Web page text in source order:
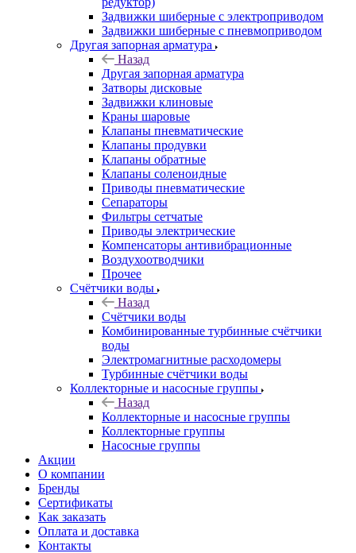
Задвижки шиберные с электроприводом
Задвижки шиберные с пневмоприводом
Другая запорная арматура
Назад
Другая запорная арматура
Затворы дисковые
Задвижки клиновые
Краны шаровые
Клапаны пневматические
Клапаны продувки
Клапаны обратные
Клапаны соленоидные
Приводы пневматические
Сепараторы
Фильтры сетчатые
Приводы электрические
Компенсаторы антивибрационные
Воздухоотводчики
Прочее
Счётчики воды
Назад
Счётчики воды
Комбинированные турбинные счётчики
воды
Электромагнитные расходомеры
Турбинные счётчики воды
Коллекторные и насосные группы
Назад
Коллекторные и насосные группы
Коллекторные группы
Насосные группы
Акции
О компании
Бренды
Сертификаты
Как заказать
Оплата и доставка
Контакты